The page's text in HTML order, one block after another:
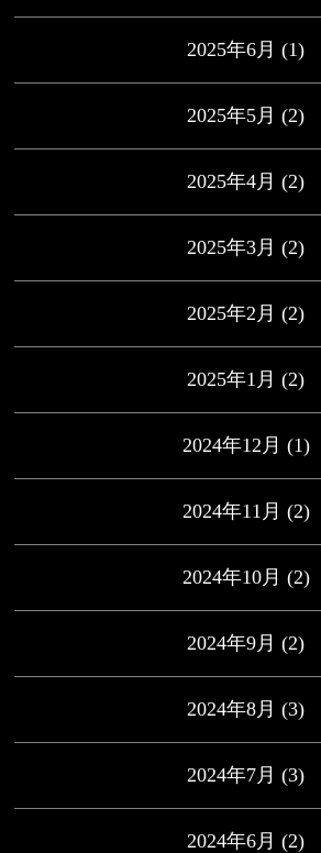
2025年6月 (1)
2025年5月 (2)
2025年4月 (2)
2025年3月 (2)
2025年2月 (2)
2025年1月 (2)
2024年12月 (1)
2024年11月 (2)
2024年10月 (2)
2024年9月 (2)
2024年8月 (3)
2024年7月 (3)
2024年6月 (2)